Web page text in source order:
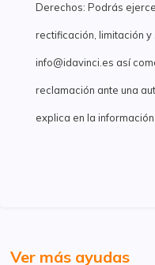
Derechos: Podrás
rectificación, limitación
info@idavinci.es así
reclamación ante una
explica en la información
Ver más ayudas